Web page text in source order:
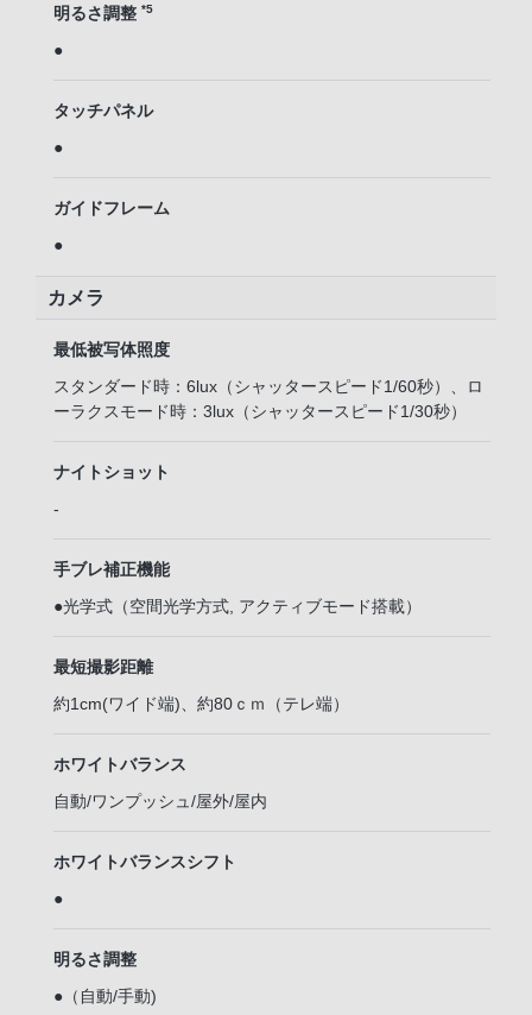
明るさ調整 *5
●
タッチパネル
●
ガイドフレーム
●
カメラ
最低被写体照度
スタンダード時：6lux（シャッタースピード1/60秒）、ロ
ーラクスモード時：3lux（シャッタースピード1/30秒）
ナイトショット
-
手ブレ補正機能
●光学式（空間光学方式, アクティブモード搭載）
最短撮影距離
約1cm(ワイド端)、約80ｃｍ（テレ端）
ホワイトバランス
自動/ワンプッシュ/屋外/屋内
ホワイトバランスシフト
●
明るさ調整
●（自動/手動)